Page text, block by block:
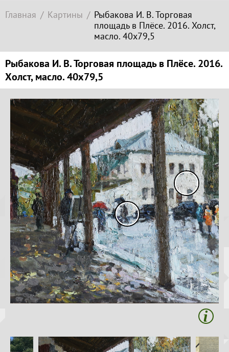
Главная Картины
Рыбакова И. В. Торговая
площадь в Плёсе. 2016. Холст,
масло. 40х79,5
Рыбакова И. В. Торговая площадь в Плёсе. 2016.
Холст, масло. 40х79,5
Копировать
Копируйте
координаты
места
Копировать
зарубежное
искусство
Локация
Соборная
Гора
Левитана
Заречье
Набережная
Торговая
площадь
Верхний
Плёс
Волга и
левый берег
Время
года на
картине
Зима
Лето